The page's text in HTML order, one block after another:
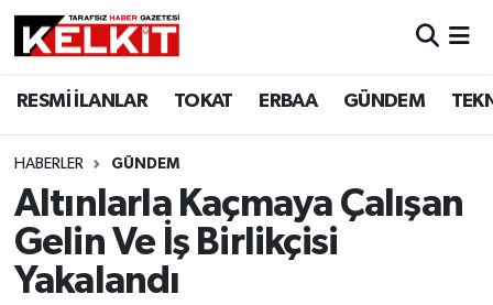
RESMİ İLANLAR TOKAT ERBAA GÜNDEM
HABERLER GÜNDEM
Altınlarla Kaçmaya Çalışan
Gelin Ve İş Birlikçisi
Yakalandı